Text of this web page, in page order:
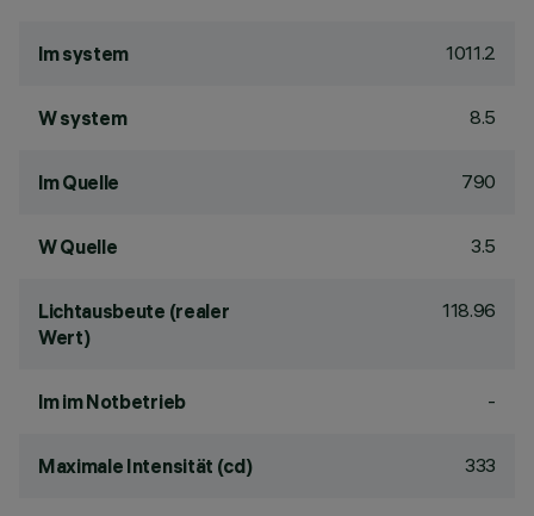
lm system 1011.2
W system 8.5
lm Quelle 790
W Quelle 3.5
Lichtausbeute (realer
Wert)
118.96
lm im Notbetrieb -
Maximale Intensität (cd) 333